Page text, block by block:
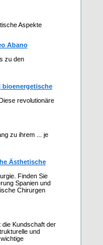
Aspekte
Abano
zu den
bioenergetische
revolutionäre
zu ihrem ... je
Ästhetische
Finden Sie
Spanien und
Chirurgen
Kundschaft der
und